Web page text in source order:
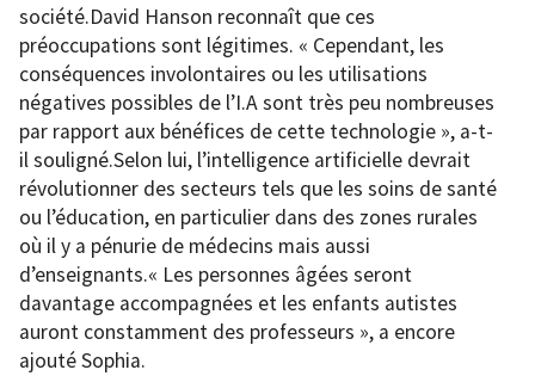
société.David Hanson reconnaît que ces
préoccupations sont légitimes. « Cependant, les
conséquences involontaires ou les utilisations
négatives possibles de l’I.A sont très peu nombreuses
par rapport aux bénéfices de cette technologie », a-t-
il souligné.Selon lui, l’intelligence artificielle devrait
révolutionner des secteurs tels que les soins de santé
ou l’éducation, en particulier dans des zones rurales
où il y a pénurie de médecins mais aussi
d’enseignants.« Les personnes âgées seront
davantage accompagnées et les enfants autistes
auront constamment des professeurs », a encore
ajouté Sophia.